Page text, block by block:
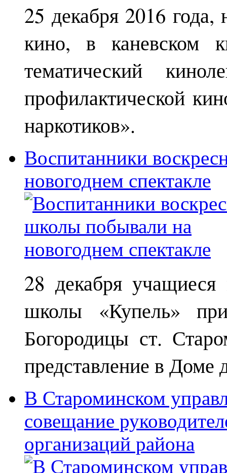
25 декабря 2016
кино, в каневском
тематический
профилактической
наркотиков».
Воспитанники
новогоднем спектакле
28 декабря
школы «Купель»
Богородицы ст.
представление в Доме
В Староминском
совещание
организаций района